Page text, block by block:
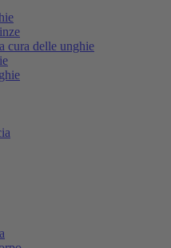
cura delle unghie